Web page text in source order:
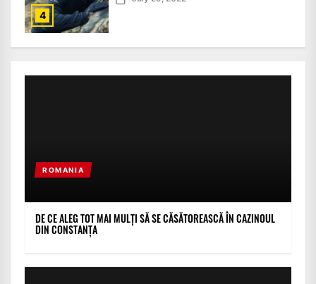
4
ROMANIA
DE CE ALEG TOT MAI MULȚI SĂ SE CĂSĂTOREASCĂ ÎN CAZINOUL
DIN CONSTANȚA